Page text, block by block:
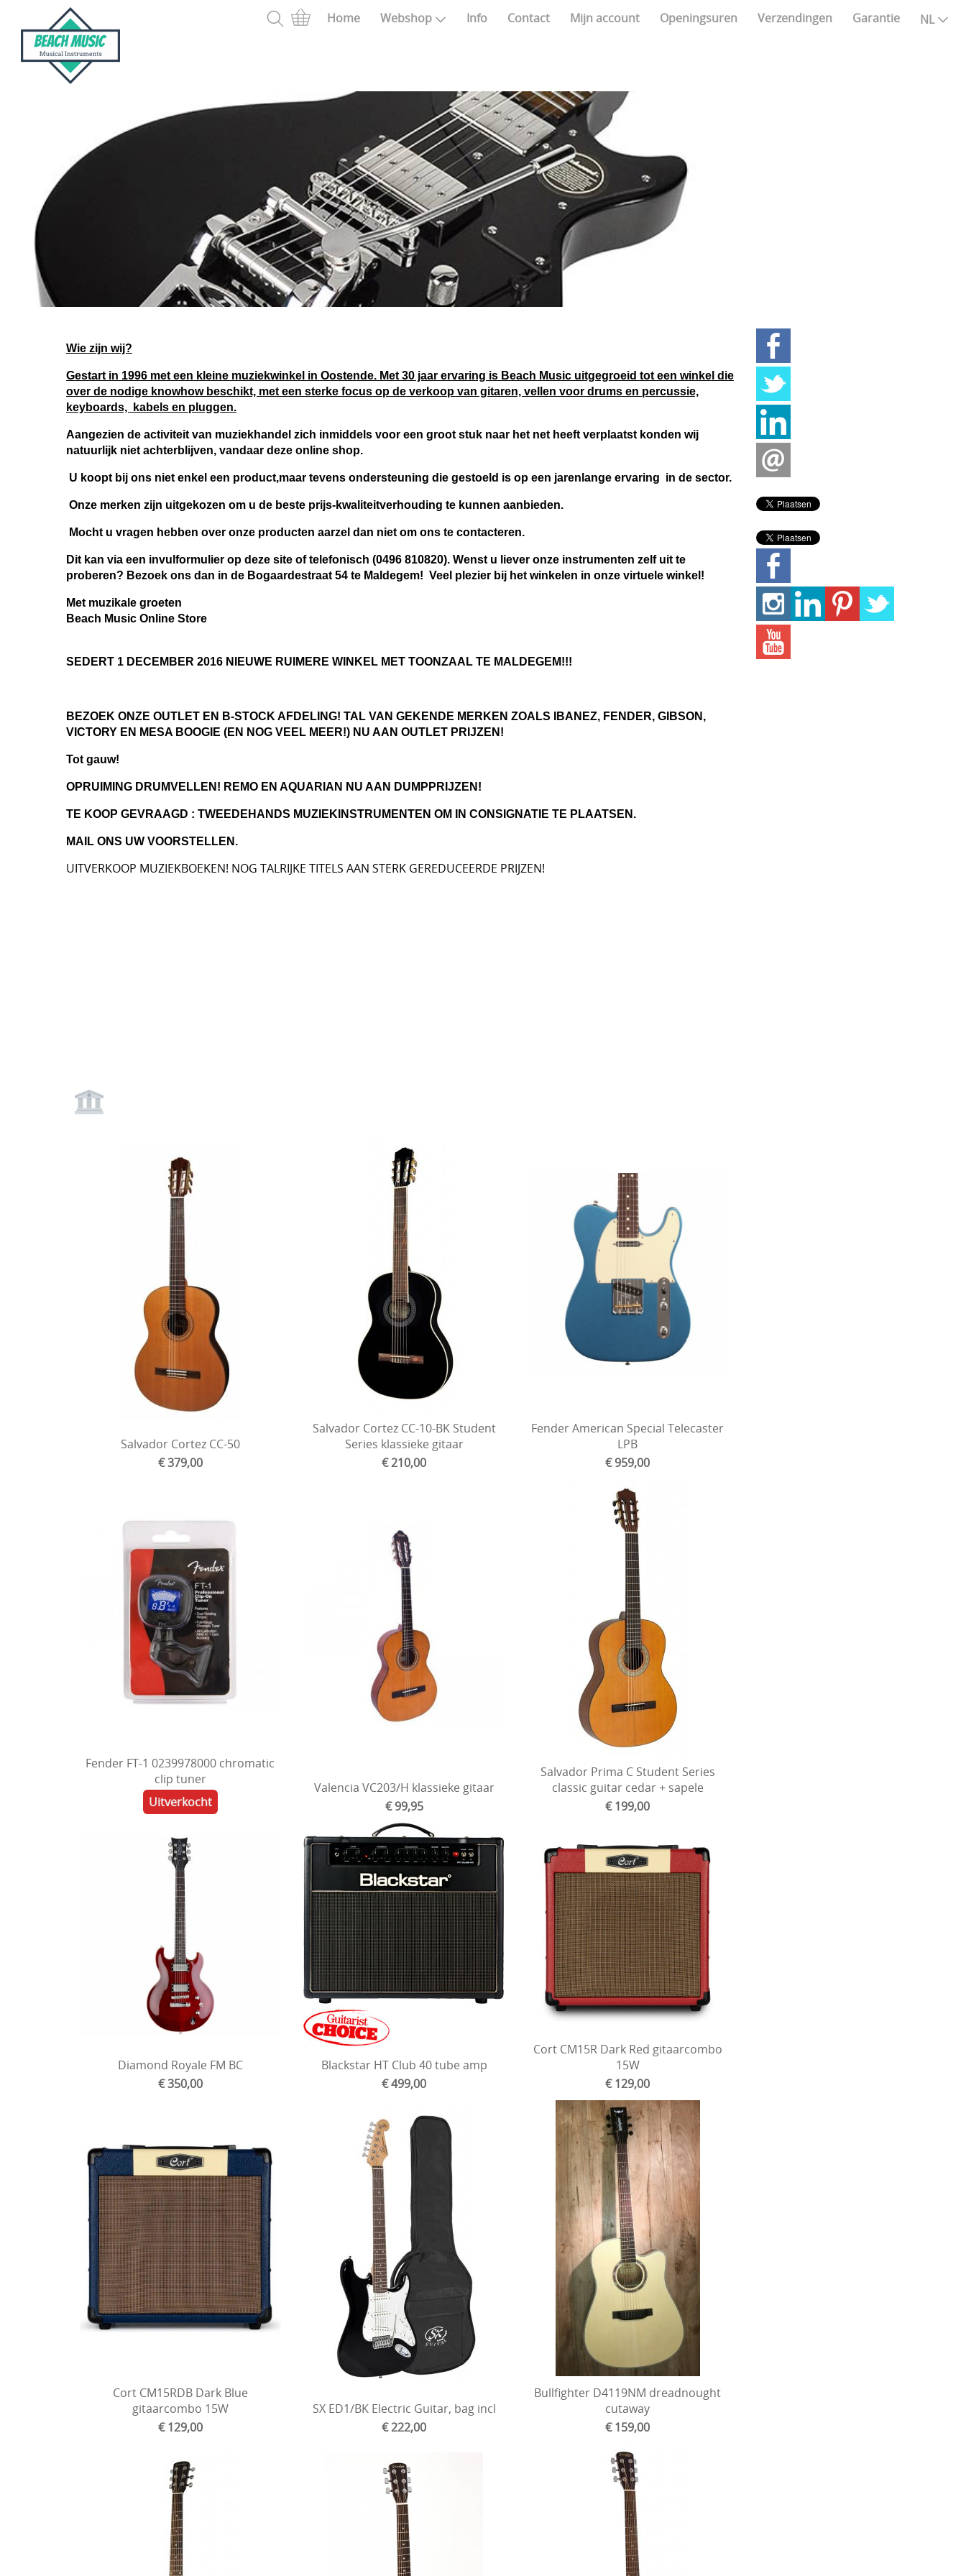
Home Webshop Info Contact Mijn account Openingsuren Verzendingen Garantie NL
Wie zijn wij?
Gestart in 1996 met een kleine muziekwinkel in Oostende. Met 30 jaar ervaring is Beach Music uitgegroeid tot een winkel die
over de nodige knowhow beschikt, met een sterke focus op de verkoop van gitaren, vellen voor drums en percussie,
keyboards, kabels en pluggen.
Aangezien de activiteit van muziekhandel zich inmiddels voor een groot stuk naar het net heeft verplaatst konden wij
natuurlijk niet achterblijven, vandaar deze online shop.
U koopt bij ons niet enkel een product,maar tevens ondersteuning die gestoeld is op een jarenlange ervaring in de sector.
Onze merken zijn uitgekozen om u de beste prijs-kwaliteitverhouding te kunnen aanbieden.
Mocht u vragen hebben over onze producten aarzel dan niet om ons te contacteren.
Dit kan via een invulformulier op deze site of telefonisch (0496 810820). Wenst u liever onze instrumenten zelf uit te
proberen? Bezoek ons dan in de Bogaardestraat 54 te Maldegem! Veel plezier bij het winkelen in onze virtuele winkel!
Met muzikale groeten
Beach Music Online Store
SEDERT 1 DECEMBER 2016 NIEUWE RUIMERE WINKEL MET TOONZAAL TE MALDEGEM!!!
BEZOEK ONZE OUTLET EN B-STOCK AFDELING! TAL VAN GEKENDE MERKEN ZOALS IBANEZ, FENDER, GIBSON,
VICTORY EN MESA BOOGIE (EN NOG VEEL MEER!) NU AAN OUTLET PRIJZEN!
Tot gauw!
OPRUIMING DRUMVELLEN! REMO EN AQUARIAN NU AAN DUMPPRIJZEN!
TE KOOP GEVRAAGD : TWEEDEHANDS MUZIEKINSTRUMENTEN OM IN CONSIGNATIE TE PLAATSEN.
MAIL ONS UW VOORSTELLEN.
UITVERKOOP MUZIEKBOEKEN! NOG TALRIJKE TITELS AAN STERK GEREDUCEERDE PRIJZEN!
Salvador Cortez CC-50
€ 379,00
Salvador Cortez CC-10-BK Student
Series klassieke gitaar
€ 210,00
Fender American Special Telecaster
LPB
€ 959,00
Fender FT-1 0239978000 chromatic
clip tuner
Uitverkocht
Valencia VC203/H klassieke gitaar
€ 99,95
Salvador Prima C Student Series
classic guitar cedar + sapele
€ 199,00
Diamond Royale FM BC
€ 350,00
Blackstar HT Club 40 tube amp
€ 499,00
Cort CM15R Dark Red gitaarcombo
15W
€ 129,00
Cort CM15RDB Dark Blue
gitaarcombo 15W
€ 129,00
SX ED1/BK Electric Guitar, bag incl
€ 222,00
Bullfighter D4119NM dreadnought
cutaway
€ 159,00